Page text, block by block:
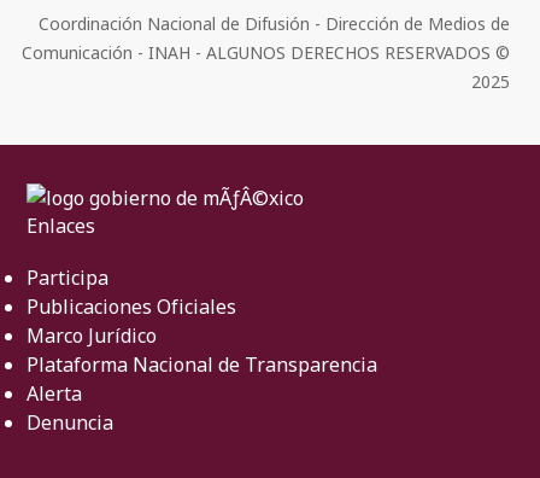
Coordinación Nacional de Difusión - Dirección de Medios de
Comunicación - INAH - ALGUNOS DERECHOS RESERVADOS ©
2025
Enlaces
Participa
Publicaciones Oficiales
Marco Jurídico
Plataforma Nacional de Transparencia
Alerta
Denuncia